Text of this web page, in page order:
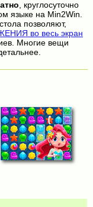
, круглосуточно
языке на Min2Win.
позволяют,
во весь экран
Многие вещи